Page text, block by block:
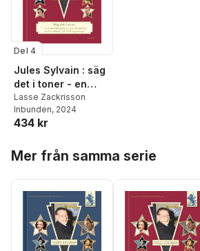
Del 4
Jules Sylvain : säg
det i toner - en
melodidiskografi
Lasse Zackrisson
Inbunden, 2024
434 kr
Mer från samma serie